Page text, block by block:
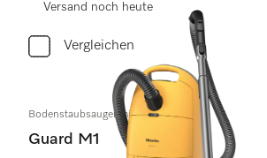
Versand noch heute
Vergleichen
Bodenstaubsauger mit Beutel
Guard M1